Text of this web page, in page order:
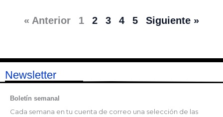
« Anterior 1 2 3 4 5 Siguiente »
Newsletter
Boletín semanal
Cada semana en tu cuenta de correo una selección de las